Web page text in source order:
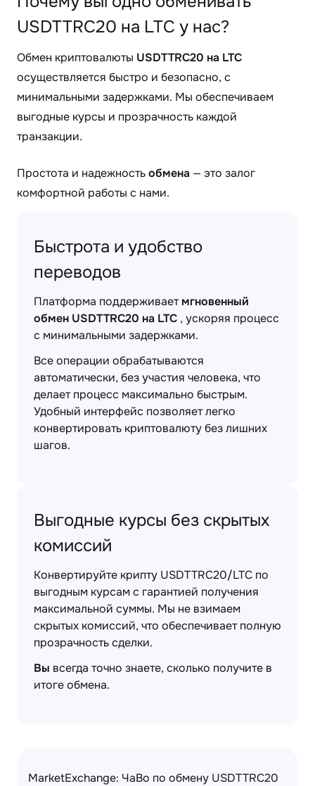
USDTTRC20 на LTC у нас?
Обмен криптовалюты USDTTRC20 на LTC
осуществляется быстро и безопасно, с
минимальными задержками. Мы обеспечиваем
выгодные курсы и прозрачность каждой
транзакции.
Простота и надежностьобмена — это залог
комфортной работы с нами.
Быстрота и удобство
переводов
Платформа поддерживаетмгновенный
обмен USDTTRC20 на LTC , ускоряя процесс
с минимальными задержками.
Все операции обрабатываются
автоматически, без участия человека, что
делает процесс максимально быстрым.
Удобный интерфейс позволяет легко
конвертировать криптовалюту без лишних
шагов.
Выгодные курсы без скрытых
комиссий
Конвертируйте крипту USDTTRC20/LTC по
выгодным курсам с гарантией получения
максимальной суммы. Мы не взимаем
скрытых комиссий, что обеспечивает полную
прозрачность сделки.
Вы всегда точно знаете, сколько получите в
итоге обмена.
MarketExchange: ЧаВо по обмену USDTTRC20